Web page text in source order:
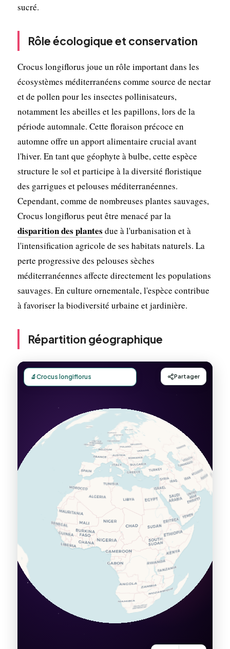
sucré.
Rôle écologique et conservation
Crocus longiflorus joue un rôle important dans les
écosystèmes méditerranéens comme source de nectar
et de pollen pour les insectes pollinisateurs,
notamment les abeilles et les papillons, lors de la
période automnale. Cette floraison précoce en
automne offre un apport alimentaire crucial avant
l'hiver. En tant que géophyte à bulbe, cette espèce
structure le sol et participe à la diversité floristique
des garrigues et pelouses méditerranéennes.
Cependant, comme de nombreuses plantes sauvages,
Crocus longiflorus peut être menacé par la
disparition des plantes due à l'urbanisation et à
l'intensification agricole de ses habitats naturels. La
perte progressive des pelouses sèches
méditerranéennes affecte directement les populations
sauvages. En culture ornementale, l'espèce contribue
à favoriser la biodiversité urbaine et jardinière.
Répartition géographique